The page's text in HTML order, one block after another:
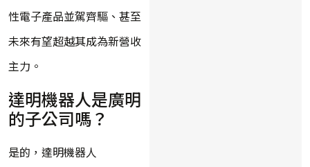
性電子產品並駕齊驅、甚至
未來有望超越其成為新營收
主力。
達明機器人是廣明
的子公司嗎？
是的，達明機器人